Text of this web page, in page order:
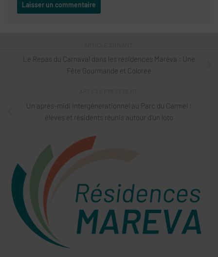
Le Repas du Carnaval dans les résidences Maréva : Une
Fête Gourmande et Colorée
Un après-midi intergénérationnel au Parc du Carmel :
élèves et résidents réunis autour d’un loto